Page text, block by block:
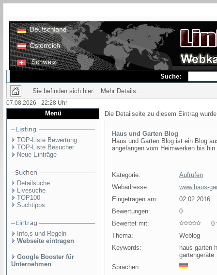
Suche:
Sie befinden sich hier: Mehr Details...
07.08.2026 - 22:28 Uhr
Menü
TOP-Liste Bewertung
TOP-Liste Besucher
Neue Einträge
Detailsuche
Livesuche
TOP100
Suchtipps
Info,s und Regeln
Webseite eintragen
Google Booster für
Unternehmen
Die Detailseite zu diesem Eintrag
Haus und Garten Blog
Haus und Garten Blog ist ein Blog
angefangen vom Heimwerken bis
Kategorie:
Aufrufen
Webadresse:
www.haus-
Eingetragen am:
02.02.2016
Bewertungen:
0
Bewertet mit:
0
Thema:
Weblog
Keywords:
haus garten
gartengeräte
Sprachen: